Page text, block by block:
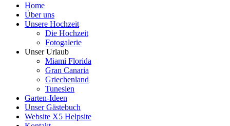
Home
Über uns
Unsere Hochzeit
Die Hochzeit
Fotogalerie
Unser Urlaub
Miami Florida
Gran Canaria
Griechenland
Tunesien
Garten-Ideen
Unser Gästebuch
Website X5 Helpsite